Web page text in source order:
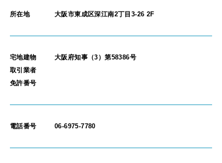
所在地 大阪市東成区深江南2丁目3-26 2F
宅地建物
取引業者
免許番号
大阪府知事（3）第58386号
電話番号 06-6975-7780